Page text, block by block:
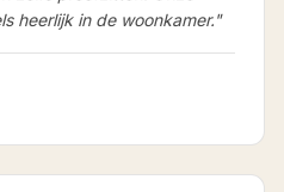
heerlijk in de woonkamer."